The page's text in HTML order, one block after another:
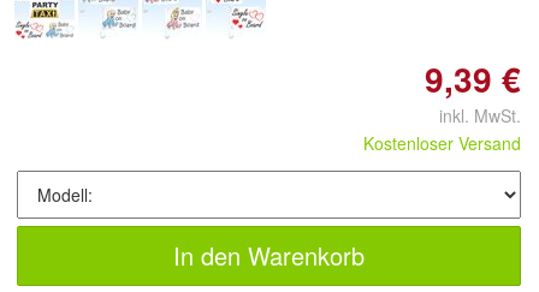
9,39 €
inkl. MwSt.
Kostenloser Versand
In den Warenkorb